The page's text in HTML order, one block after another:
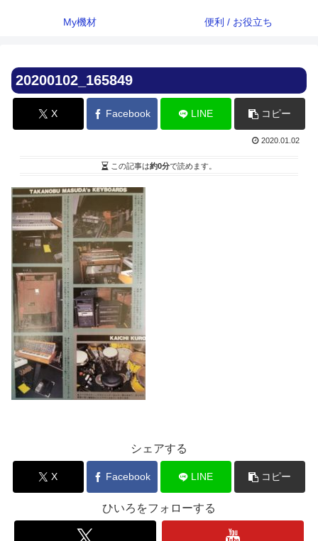
My機材 便利 / お役立ち
20200102_165849
X Facebook LINE コピー
2020.01.02
この記事は約0分で読めます。
シェアする
X Facebook LINE コピー
ひいろをフォローする